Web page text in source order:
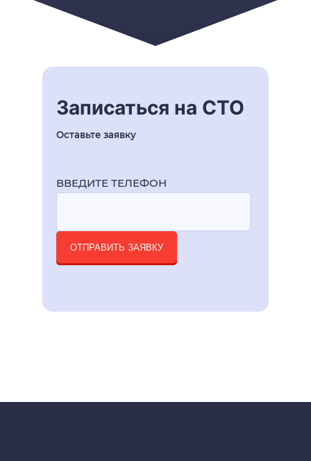
Записаться на СТО
Оставьте заявку
ВВЕДИТЕ ТЕЛЕФОН
ОТПРАВИТЬ ЗАЯВКУ